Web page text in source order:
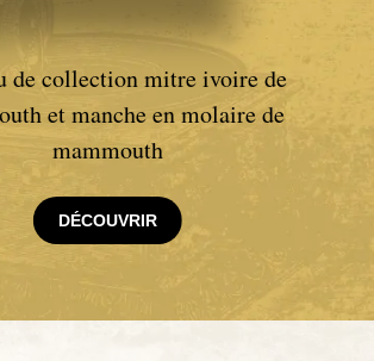
de collection mitre ivoire de
et manche en molaire de
mammouth
DÉCOUVRIR